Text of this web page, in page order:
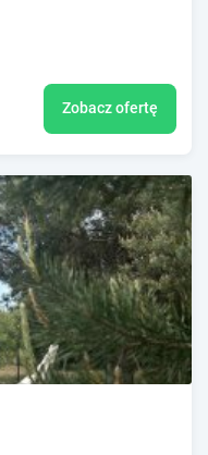
Zobacz ofertę